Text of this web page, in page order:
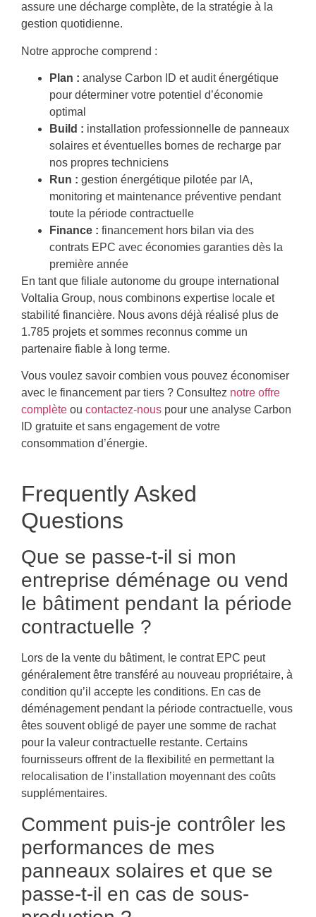
assure une décharge complète, de la stratégie à la
gestion quotidienne.
Notre approche comprend :
Plan : analyse Carbon ID et audit énergétique
pour déterminer votre potentiel d’économie
optimal
Build : installation professionnelle de panneaux
solaires et éventuelles bornes de recharge par
nos propres techniciens
Run : gestion énergétique pilotée par IA,
monitoring et maintenance préventive pendant
toute la période contractuelle
Finance : financement hors bilan via des
contrats EPC avec économies garanties dès la
première année
En tant que filiale autonome du groupe international
Voltalia Group, nous combinons expertise locale et
stabilité financière. Nous avons déjà réalisé plus de
1.785 projets et sommes reconnus comme un
partenaire fiable à long terme.
Vous voulez savoir combien vous pouvez économiser
avec le financement par tiers ? Consultez notre offre
complète ou contactez-nous pour une analyse Carbon
ID gratuite et sans engagement de votre
consommation d’énergie.
Frequently Asked
Questions
Que se passe-t-il si mon
entreprise déménage ou vend
le bâtiment pendant la période
contractuelle ?
Lors de la vente du bâtiment, le contrat EPC peut
généralement être transféré au nouveau propriétaire, à
condition qu’il accepte les conditions. En cas de
déménagement pendant la période contractuelle, vous
êtes souvent obligé de payer une somme de rachat
pour la valeur contractuelle restante. Certains
fournisseurs offrent de la flexibilité en permettant la
relocalisation de l’installation moyennant des coûts
supplémentaires.
Comment puis-je contrôler les
performances de mes
panneaux solaires et que se
passe-t-il en cas de sous-